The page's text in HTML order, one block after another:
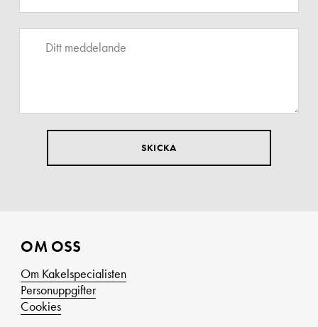
OM OSS
Om Kakelspecialisten
Personuppgifter
Cookies